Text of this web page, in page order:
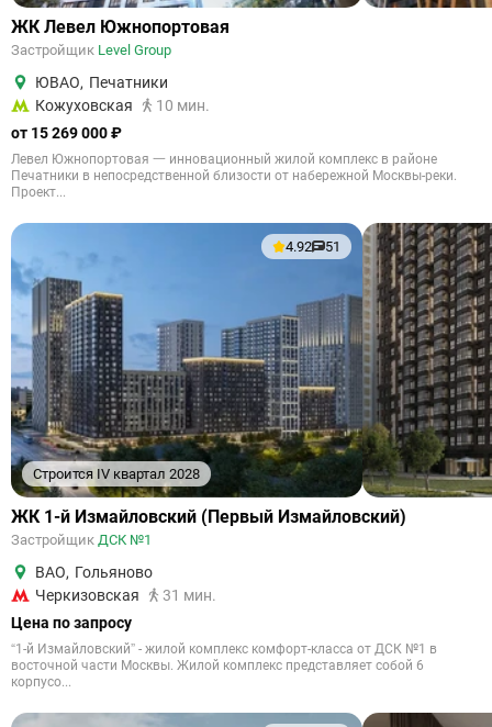
ЖК Левел Южнопортовая
Застройщик Level Group
ЮВАО, Печатники
Кожуховская
10 мин.
от 15 269 000 ₽
Левел Южнопортовая 一 инновационный жилой комплекс в районе
Печатники в непосредственной близости от набережной Москвы-реки.
Проект...
Строится IV квартал 2028
4.92 51
ЖК 1-й Измайловский (Первый Измайловский)
Застройщик ДСК №1
ВАО, Гольяново
Черкизовская
31 мин.
Цена по запросу
“1-й Измайловский” - жилой комплекс комфорт-класса от ДСК №1 в
восточной части Москвы. Жилой комплекс представляет собой 6
корпусо...